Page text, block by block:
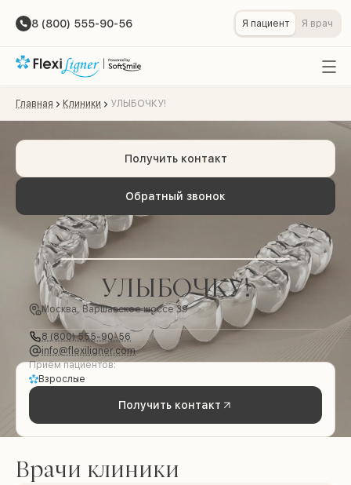
8 (800) 555-90-56 Я пациент Я врач
Главная Клиники УЛЫБОЧКУ!
Обратный звонок
Получить контакт
УЛЫБОЧКУ!
Москва, Варшавское шоссе 39
8 (800) 555-90-56
info@flexiligner.com
Приём пациентов:
Взрослые
Получить контакт
Врачи клиники